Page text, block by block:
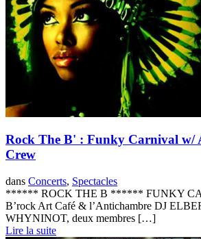
Rock The B' : Funky Carnival w/
Crew
dans Concerts, Spectacles
****** ROCK THE B ****** FUNKY
B’rock Art Café & l’Antichambre DJ
WHYNINOT, deux membres […]
Lire la suite